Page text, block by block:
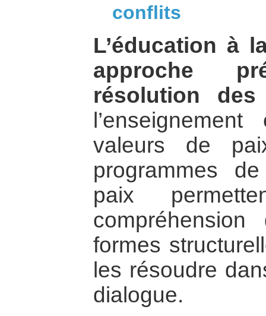
conflits
L’éducation à
approche
résolution
valeurs de
programmes
paix
formes
les résoudre
dialogue.